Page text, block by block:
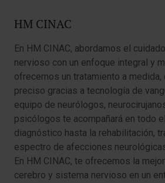
HM CINAC
En HM CINAC, abordamos el
nervioso con un enfoque integral y
ofrecemos un tratamiento a medida,
preciso gracias a tecnología de
equipo de neurólogos,
psicólogos te acompañará en todo
diagnóstico hasta la rehabilitación,
espectro de afecciones
En HM CINAC, te ofrecemos la
cerebro y sistema nervioso en un